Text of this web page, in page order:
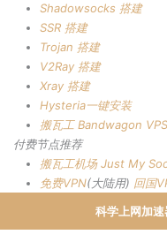
Shadowsocks 搭建
SSR 搭建
Trojan 搭建
V2Ray 搭建
Xray 搭建
Hysteria一键安装
搬瓦工 Bandwagon
付费节点推荐
搬瓦工机场 Just My
免费VPN(大陆用) 回国
科学上网加